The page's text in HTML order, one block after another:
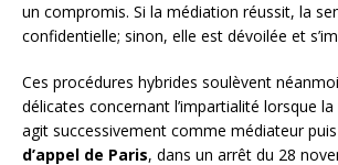
un compromis. Si la médiation réussit, la
confidentielle; sinon, elle est dévoilée et
Ces procédures hybrides soulèvent
délicates concernant l’impartialité lorsque
agit successivement comme médiateur
d’appel de Paris, dans un arrêt du 28